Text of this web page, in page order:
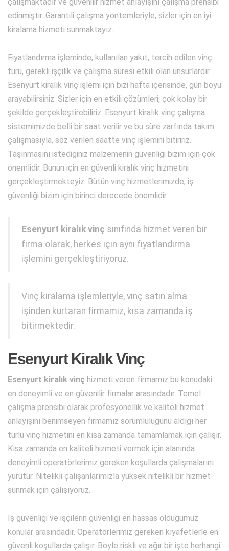
edinmiştir. Garantili çalışma yöntemleriyle, sizler için en iyi
kiralama hizmeti sunmaktayız.
Fiyatlandırma işleminde, kullanılan yakıt, tercih edilen vinç
türü, gerekli işçilik ve çalışma süresi etkili olan unsurlardır.
Esenyurt kiralık vinç işlemi için bizi hafta içerisinde, gün boyu
arayabilirsiniz. Sizler için en etkili çözümleri, çok kolay bir
şekilde gerçekleştirebiliriz. Esenyurt kiralık vinç çalışma
sistemimizde belli bir saat verilir ve bu süre zarfında takım
çalışmasıyla, söz verilen saatte vinç işlemini bitiririz.
Taşınmasını istediğiniz malzemenin güvenliği bizim için çok
önemlidir. Bunun için en güvenli kiralık vinç hizmetini
gerçekleştirmekteyiz. Bütün vinç hizmetlerimizde, iş
güvenliği bizim için birinci derecede önemlidir.
Esenyurt kiralık vinç sınıfında hizmet veren bir
firma olarak, herkes için aynı fiyatlandırma
işlemini gerçekleştiriyoruz.
Vinç kiralama işlemleriyle, vinç satın alma
işinden kurtaran firmamız, kısa zamanda iş
bitirmektedir.
Esenyurt Kiralık Vinç
Esenyurt kiralık vinç hizmeti veren firmamız bu konudaki
en deneyimli ve en güvenilir firmalar arasındadır. Temel
çalışma prensibi olarak profesyonellik ve kaliteli hizmet
anlayışını benimseyen firmamız sorumluluğunu aldığı her
türlü vinç hizmetini en kısa zamanda tamamlamak için çalışır.
Kısa zamanda en kaliteli hizmeti vermek için alanında
deneyimli operatörlerimiz gereken koşullarda çalışmalarını
yürütür. Nitelikli çalışanlarımızla yüksek nitelikli bir hizmet
sunmak için çalışıyoruz.
İş güvenliği ve işçilerin güvenliği en hassas olduğumuz
konular arasındadır. Operatörlerimiz gereken kıyafetlerle en
güvenli koşullarda çalışır. Böyle riskli ve ağır bir işte herhangi